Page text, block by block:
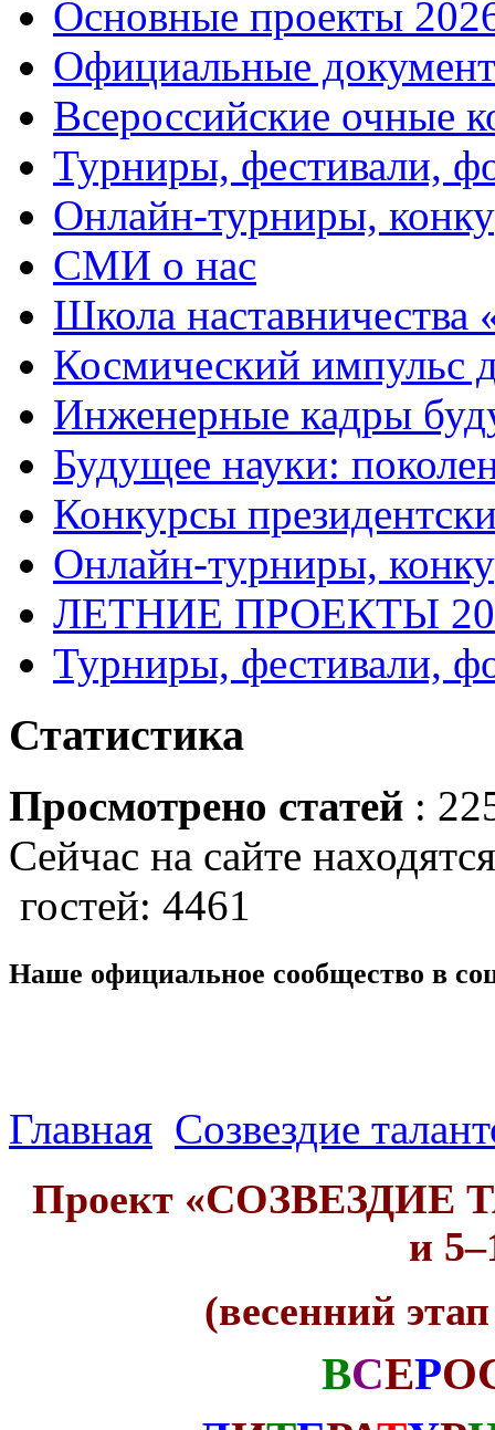
Основные проекты
Официальные
Всероссийские очные
Турниры, фестивали,
Онлайн-турниры,
СМИ о нас
Школа
Космический импульс
Инженерные кадры
Будущее науки:
Конкурсы
Онлайн-турниры,
ЛЕТНИЕ ПРОЕКТЫ
Турниры, фестивали,
Статистика
Просмотрено статей :
Сейчас на сайте
гостей: 4461
Наше официальное сообщество в
Главная Созвездие
Проект «СОЗВЕЗДИЕ
и
(весенний
ВСЕР